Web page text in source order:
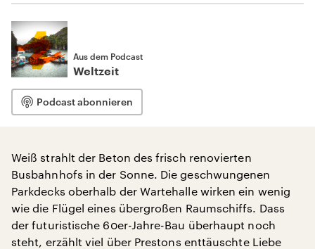
Aus dem Podcast
Weltzeit
Podcast abonnieren
Weiß strahlt der Beton des frisch renovierten
Busbahnhofs in der Sonne. Die geschwungenen
Parkdecks oberhalb der Wartehalle wirken ein wenig
wie die Flügel eines übergroßen Raumschiffs. Dass
der futuristische 60er-Jahre-Bau überhaupt noch
steht, erzählt viel über Prestons enttäuschte Liebe